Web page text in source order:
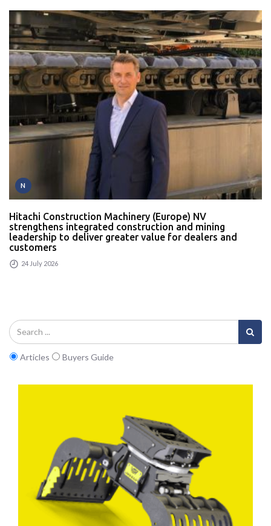
N
Hitachi Construction Machinery (Europe) NV
strengthens integrated construction and mining
leadership to deliver greater value for dealers and
customers
24 July 2026
Articles Buyers Guide